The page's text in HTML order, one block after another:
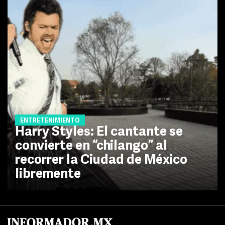
ENTRETENIMIENTO
Harry Styles: El cantante se
convierte en “chilango” al
recorrer la Ciudad de México
libremente